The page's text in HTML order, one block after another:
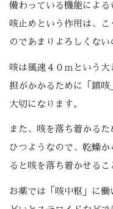
備わっている機能による
咳止めという作用は、
のであまりよろしくない
咳は風速４０ｍという
担がかかるために「鎮
大切になります。
また、咳を落ち着かる
ひつようなので、乾燥
ると咳を落ち着かせるこ
お薬では「咳中枢」に